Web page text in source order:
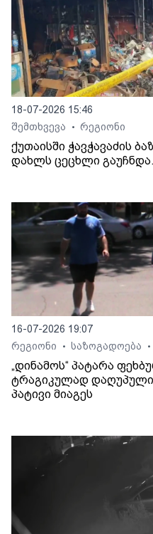
18-07-2026 15:46
შემთხვევა
• რეგიონი
ქუთაისში ჭავჭავაძის
დახლს ცეცხლი გაუჩნდა.
16-07-2026 19:07
რეგიონი
• საზოგადოება •
„დინამოს“ პატარა
ტრაგიკულად
პატივი მიაგეს